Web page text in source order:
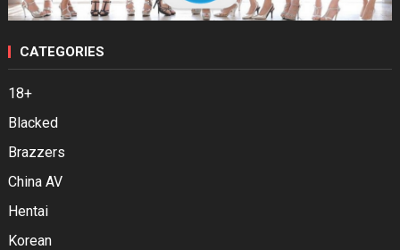
CATEGORIES
18+
Blacked
Brazzers
China AV
Hentai
Korean